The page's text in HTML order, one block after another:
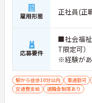
雇用形態 正社員(正
応募要件
■社会福
T限定可
※経験が
駅から徒歩10分以内 車通勤可
交通費支給
退職金制度あり